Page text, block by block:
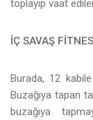
toplayıp vaat
İÇ SAVAŞ
Burada, 12
Buzağıya tapan
buzağıya